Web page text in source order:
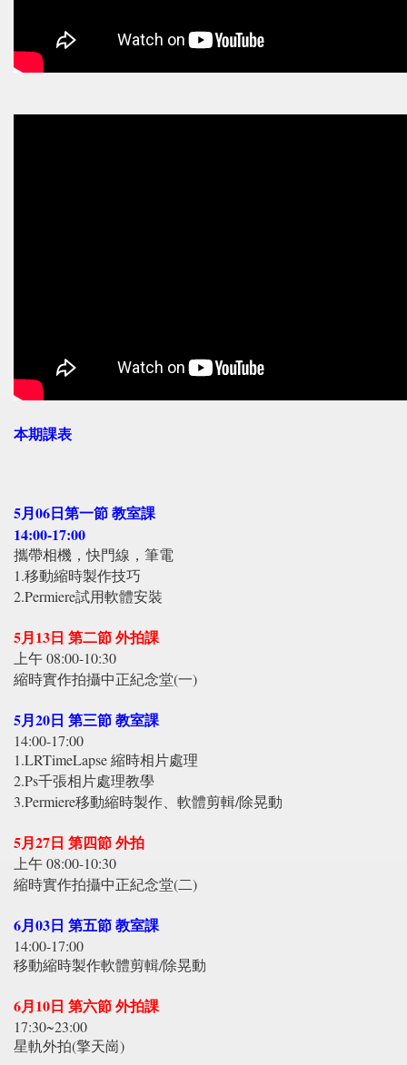
本期課表
5月06日第一節 教室課
14:00-17:00
攜帶相機，快門線，筆電
1.移動縮時製作技巧
2.Permiere試用軟體安裝
5月13日 第二節 外拍課
上午 08:00-10:30
縮時實作拍攝中正紀念堂(一)
5月20日 第三節 教室課
14:00-17:00
1.LRTimeLapse 縮時相片處理
2.Ps千張相片處理教學
3.Permiere移動縮時製作、軟體剪輯/除晃動
5月27日 第四節 外拍
上午 08:00-10:30
縮時實作拍攝中正紀念堂(二)
6月03日 第五節 教室課
14:00-17:00
移動縮時製作軟體剪輯/除晃動
6月10日 第六節 外拍課
17:30~23:00
星軌外拍(擎天崗)